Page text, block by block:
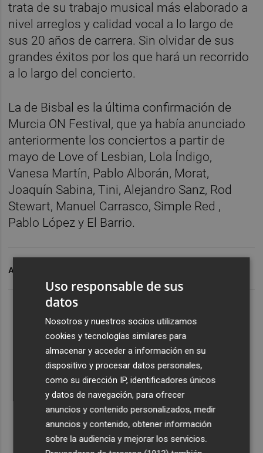
trata de su trabajo musical más elaborado a
nivel arreglos y calidad vocal a lo largo de
sus 20 años de carrera. Sin olvidar de sus
grandes éxitos por los que hará un recorrido
a lo largo del concierto.
La de Bisbal es la última confirmación de
Murcia ON Festival, que ya había anunciado
anteriormente los conciertos a partir de
mayo de Love of Lesbian, Lola Índigo,
Vanesa Martín, Pablo Alborán, Morat,
Joaquín Sabina, Tini, Alejandro Sanz, Rod
Stewart, Manuel Carrasco, Simple Red ,
Pablo López y El Barrio.
ARCHIVADO EN
Uso responsable de sus
datos
Nosotros y nuestros socios utilizamos
cookies y tecnologías similares para
almacenar y acceder a información en su
dispositivo y procesar datos personales,
como su dirección IP, identificadores únicos
y datos de navegación, para ofrecer
anuncios y contenido personalizados, medir
anuncios y contenido, obtener información
sobre la audiencia y mejorar los servicios.